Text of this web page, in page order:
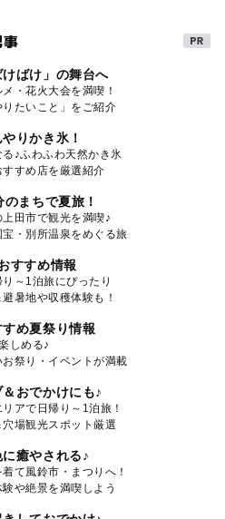
ばけ」の舞台へ
・花火大会を満喫！
たいこと」をご紹介
りかき氷！
♪ふわふわ天然かき氷
すめ店を厳選紹介
まちで夏旅！
田市で観光を満喫♪
・別所温泉をめぐる旅
すすめ情報
～1泊旅にぴったり
暑地や収穫体験も！
すめ夏祭り情報
しめる♪
祭り・イベントが満載
おでかけにも♪
アで日帰り～1泊旅！
場観光スポット厳選
癒やされる♪
て風鈴市・まつりへ！
や絶景を満喫しよう